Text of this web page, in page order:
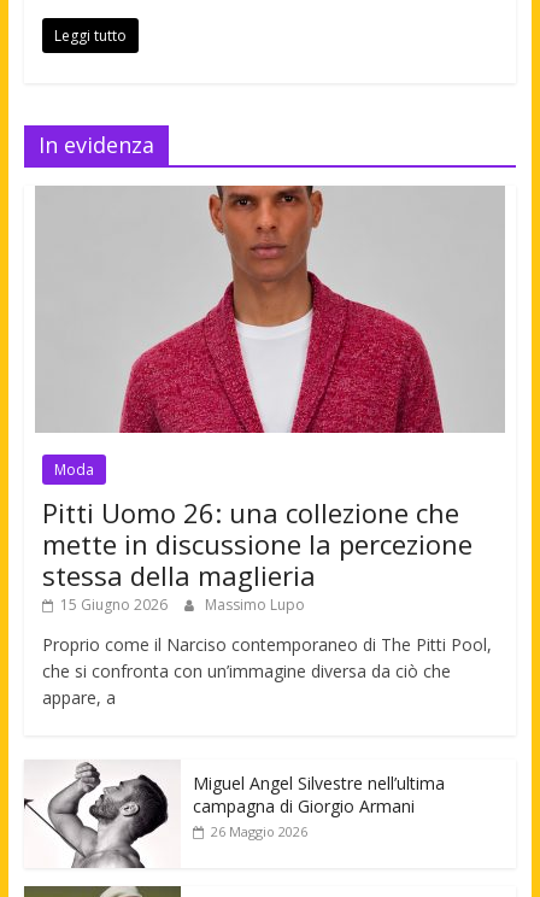
Leggi tutto
In evidenza
Moda
Pitti Uomo 26: una collezione che
mette in discussione la percezione
stessa della maglieria
15 Giugno 2026 Massimo Lupo
Proprio come il Narciso contemporaneo di The Pitti Pool,
che si confronta con un’immagine diversa da ciò che
appare, a
Miguel Angel Silvestre nell’ultima
campagna di Giorgio Armani
26 Maggio 2026